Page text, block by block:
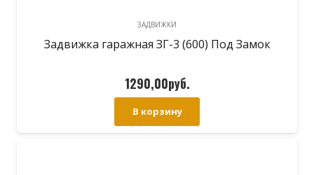
ЗАДВИЖКИ
Задвижка гаражная ЗГ-3 (600) Под Замок
1290,00руб.
В корзину